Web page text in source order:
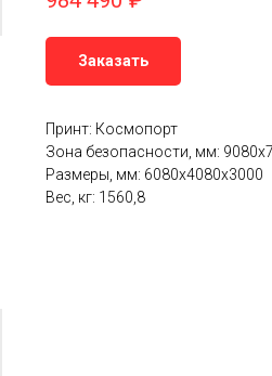
Заказать
Принт: Космопорт
Зона безопасности, мм:
Размеры, мм: 6080х4080х3000
Вес, кг: 1560,8